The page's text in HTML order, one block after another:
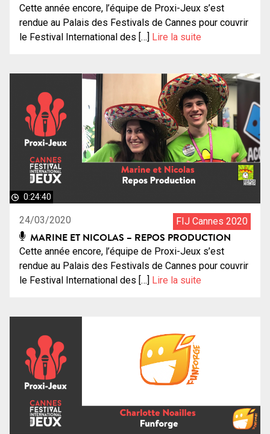
Cette année encore, l’équipe de Proxi-Jeux s’est
rendue au Palais des Festivals de Cannes pour couvrir
le Festival International des […] Lire la suite
0:24:40
24/03/2020 FIJ Cannes 2020
MARINE ET NICOLAS – REPOS PRODUCTION
Cette année encore, l’équipe de Proxi-Jeux s’est
rendue au Palais des Festivals de Cannes pour couvrir
le Festival International des […] Lire la suite